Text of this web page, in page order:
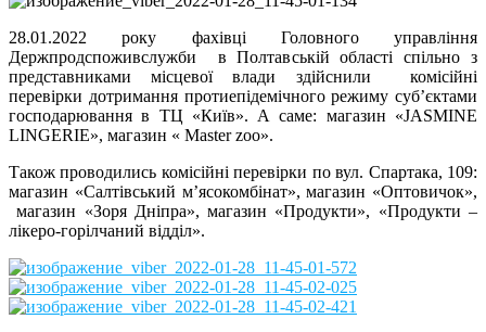
28.01.2022 року фахівці Головного управління
Держпродспоживслужби в Полтавській області спільно з
представниками місцевої влади здійснили комісійні
перевірки дотримання протиепідемічного режиму суб’єктами
господарювання в ТЦ «Київ». А саме: магазин «JASMINE
LINGERIE», магазин « Master zoo».
Також проводились комісійні перевірки по вул. Спартака, 109:
магазин «Салтівський м’ясокомбінат», магазин «Оптовичок»,
магазин «Зоря Дніпра», магазин «Продукти», «Продукти –
лікеро-горілчаний відділ».